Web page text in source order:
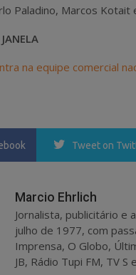
Paladino, Marcos Kotait
na equipe comercial
Tweet on
Marcio Ehrlich
Jornalista, publicitário e
julho de 1977, com
Imprensa, O Globo,
JB, Rádio Tupi FM, TV S